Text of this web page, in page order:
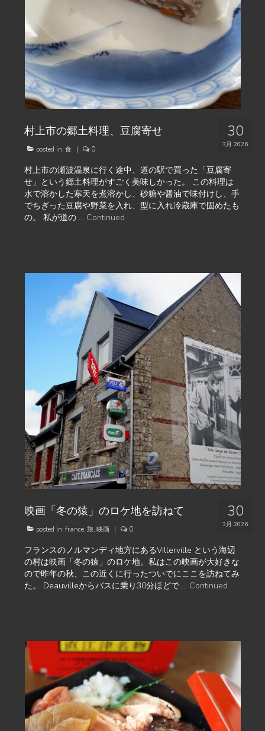
30
3月 2026
村上市の郷土料理、豆腐寄せ
posted in: 食 0
村上市の瀬波温泉に行く途中、道の駅で買った「豆腐寄
せ」という郷土料理がすごく美味しかった。 この料理は
水で溶かした寒天を煮溶かし、砂糖や醤油で味付けし、手
でちぎった豆腐や野菜を入れ、型に入れ冷蔵庫で固めたも
の。 私が道の … Continued
30
3月 2026
映画「冬の猿」のロケ地を訪ねて
posted in: france, 旅, 映画 0
フランスのノルマンディ地方にあるVillerville という海辺
の村は映画「冬の猿」のロケ地。私はこの映画が大好きな
ので昨年の秋、この近くに行ったついでにここを訪ねてみ
た。 Deauvilleからバスに乗り30分ほどで … Continued